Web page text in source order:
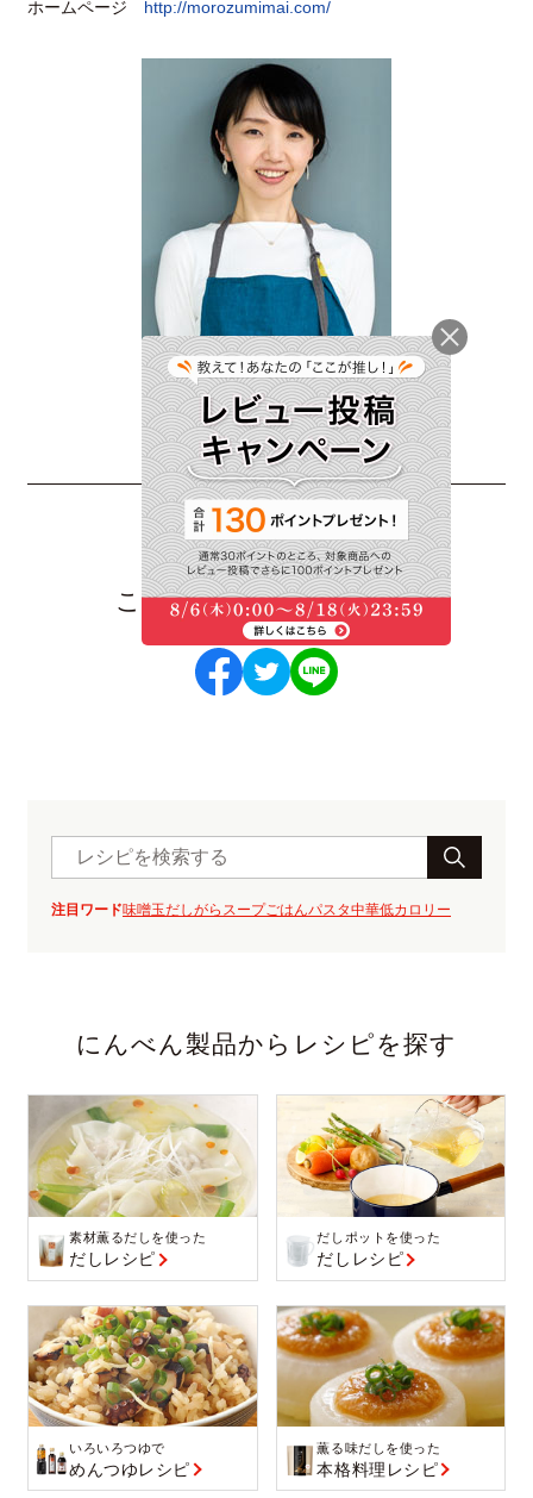
ホームページ http://morozumimai.com/
このレシピをシェアする
注目ワード味噌玉だしがら スープごはんパスタ中華低カロリー
にんべん製品からレシピを探す
素材薫るだしを使った
だしレシピ
だしポットを使った
だしレシピ
いろいろつゆで
めんつゆレシピ
薫る味だしを使った
本格料理レシピ